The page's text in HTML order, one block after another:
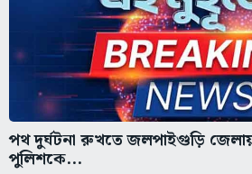
পথ দুর্ঘটনা রুখতে জলপাইগুড়ি জেলায়
পুলিশকে...